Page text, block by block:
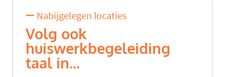
Nabijgelegen locaties
Volg ook
huiswerkbegeleiding
taal in...